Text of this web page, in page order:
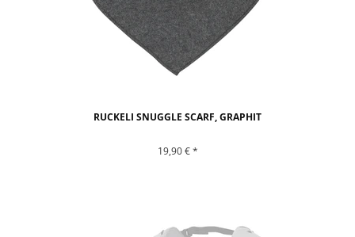
RUCKELI SNUGGLE SCARF, GRAPHIT
19,90 € *